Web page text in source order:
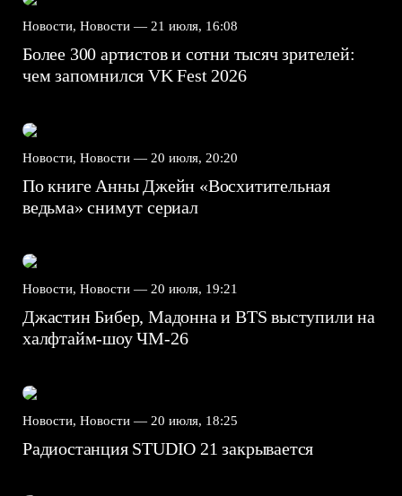
Новости, Новости — 21 июля, 16:08
Более 300 артистов и сотни тысяч зрителей:
чем запомнился VK Fest 2026
Новости, Новости — 20 июля, 20:20
По книге Анны Джейн «Восхитительная
ведьма» снимут сериал
Новости, Новости — 20 июля, 19:21
Джастин Бибер, Мадонна и BTS выступили на
халфтайм-шоу ЧМ-26
Новости, Новости — 20 июля, 18:25
Радиостанция STUDIO 21 закрывается